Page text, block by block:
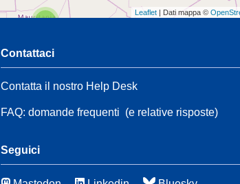
137
6
2
Leaflet | Dati mappa ©
Contattaci
Contatta il nostro Help Desk
FAQ: domande frequenti (e relative risposte)
Seguici